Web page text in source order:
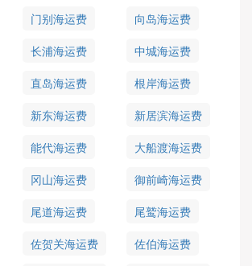
门别海运费
向岛海运费
长浦海运费
中城海运费
直岛海运费
根岸海运费
新东海运费
新居滨海运费
能代海运费
大船渡海运费
冈山海运费
御前崎海运费
尾道海运费
尾鹫海运费
佐贺关海运费
佐伯海运费